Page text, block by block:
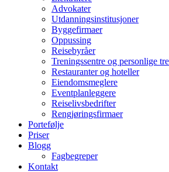
Advokater
Utdanningsinstitusjoner
Byggefirmaer
Oppussing
Reisebyråer
Treningssentre og personlige
Restauranter og hoteller
Eiendomsmeglere
Eventplanleggere
Reiselivsbedrifter
Rengjøringsfirmaer
Portefølje
Priser
Blogg
Fagbegreper
Kontakt